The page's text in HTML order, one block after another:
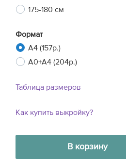
175-180 см
Формат
A4 (157р.)
A0+A4 (204р.)
Таблица размеров
Как купить выкройку?
В корзину